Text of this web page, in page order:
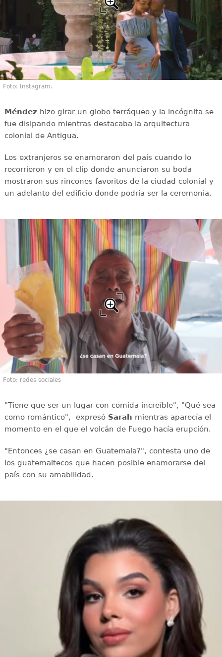
Foto: Instagram.
Méndez hizo girar un globo terráqueo y la incógnita se
fue disipando mientras destacaba la arquitectura
colonial de Antigua.
Los extranjeros se enamoraron del país cuando lo
recorrieron y en el clip donde anunciaron su boda
mostraron sus rincones favoritos de la ciudad colonial y
un adelanto del edificio donde podría ser la ceremonia.
Foto: redes sociales
"Tiene que ser un lugar con comida increíble", "Qué sea
como romántico", expresó Sarah mientras aparecía el
momento en el que el volcán de Fuego hacía erupción.
"Entonces ¿se casan en Guatemala?", contesta uno de
los guatemaltecos que hacen posible enamorarse del
país con su amabilidad.